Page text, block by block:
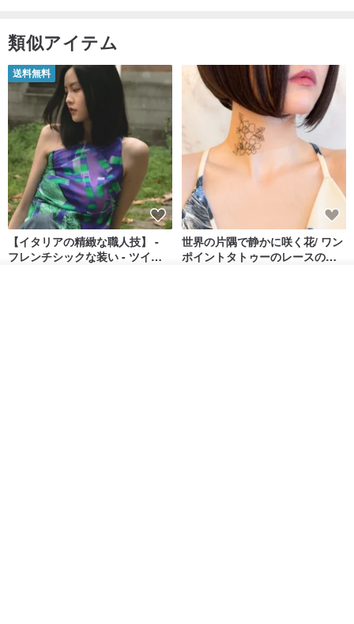
類似アイテム
送料無料
【イタリアの精緻な職人技】 -
フレンチシックな装い - ツイル
世界の片隅で静かに咲く花/ ワン
ポイントタトゥーのレースのチ